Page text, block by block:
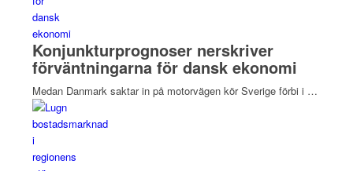
Konjunkturprognoser nerskriver
förväntningarna för dansk ekonomi
Medan Danmark saktar in på motorvägen kör Sverige förbi i …